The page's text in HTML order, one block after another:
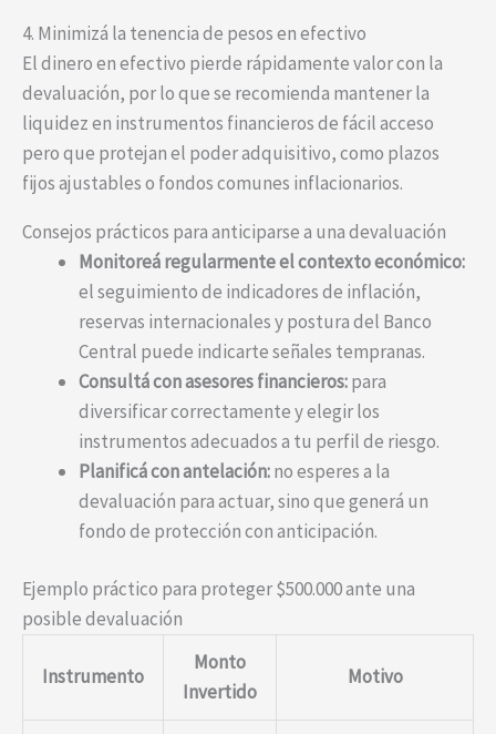
4. Minimizá la tenencia de pesos en efectivo
El dinero en efectivo pierde rápidamente valor con la
devaluación, por lo que se recomienda mantener la
liquidez en instrumentos financieros de fácil acceso
pero que protejan el poder adquisitivo, como plazos
fijos ajustables o fondos comunes inflacionarios.
Consejos prácticos para anticiparse a una devaluación
Monitoreá regularmente el contexto económico:
el seguimiento de indicadores de inflación,
reservas internacionales y postura del Banco
Central puede indicarte señales tempranas.
Consultá con asesores financieros:para
diversificar correctamente y elegir los
instrumentos adecuados a tu perfil de riesgo.
Planificá con antelación:no esperes a la
devaluación para actuar, sino que generá un
fondo de protección con anticipación.
Ejemplo práctico para proteger $500.000 ante una
posible devaluación
Instrumento
Monto
Invertido
Motivo